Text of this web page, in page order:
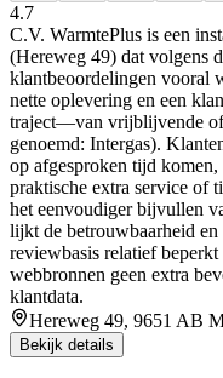
4.7
C.V. WarmtePlus is een
(Hereweg 49) dat volgens
klantbeoordelingen vooral
nette oplevering en een
traject—van vrijblijvende
genoemd: Intergas).
op afgesproken tijd
praktische extra service of
het eenvoudiger bijvullen
lijkt de betrouwbaarheid
reviewbasis relatief
webbronnen geen extra
klantdata.
Hereweg 49, 9651 AB
Bekijk details